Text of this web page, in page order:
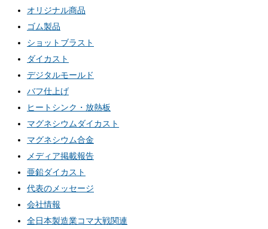
オリジナル商品
ゴム製品
ショットブラスト
ダイカスト
デジタルモールド
バフ仕上げ
ヒートシンク・放熱板
マグネシウムダイカスト
マグネシウム合金
メディア掲載報告
亜鉛ダイカスト
代表のメッセージ
会社情報
全日本製造業コマ大戦関連